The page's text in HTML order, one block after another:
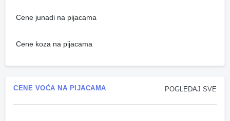
Cene junadi na pijacama
Cene koza na pijacama
POGLEDAJ SVE
CENE VOĆA NA PIJACAMA